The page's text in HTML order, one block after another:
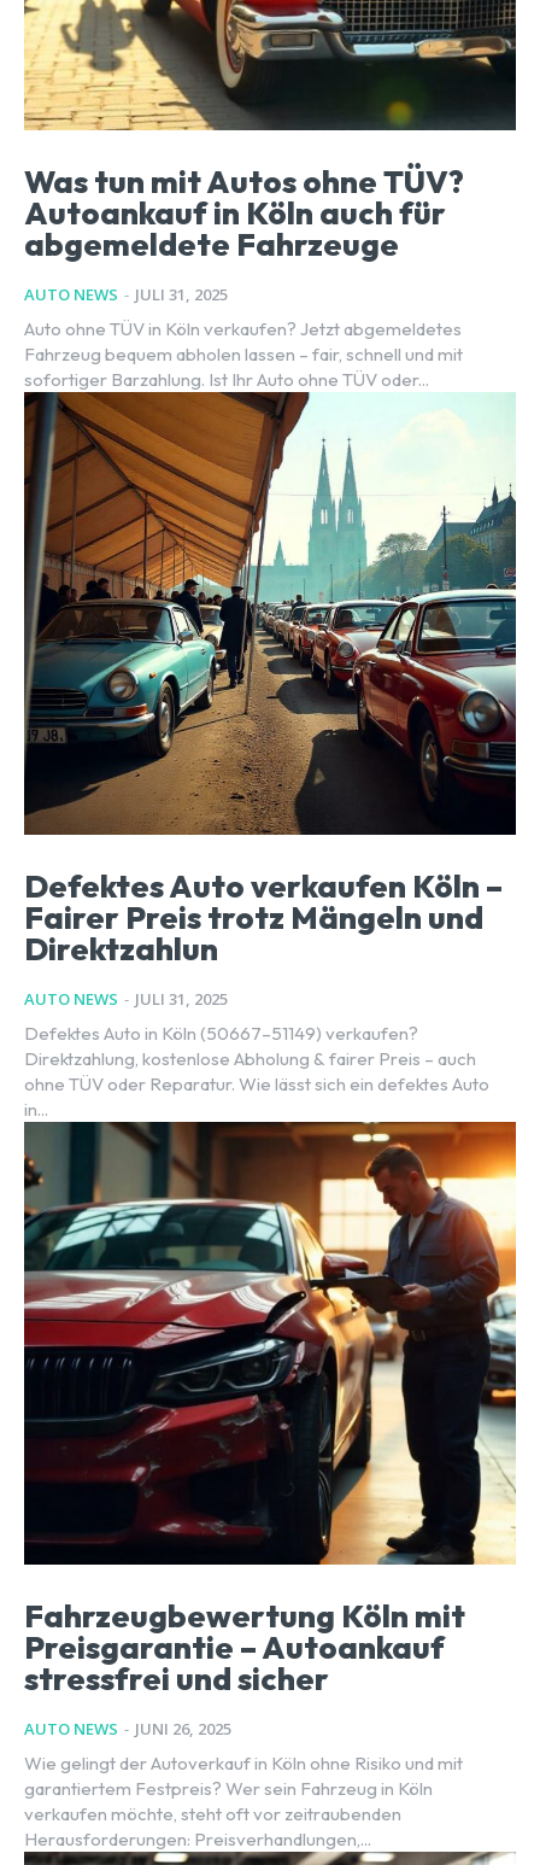
Was tun mit Autos ohne TÜV?
Autoankauf in Köln auch für
abgemeldete Fahrzeuge
AUTO NEWS - JULI 31, 2025
Auto ohne TÜV in Köln verkaufen? Jetzt abgemeldetes
Fahrzeug bequem abholen lassen – fair, schnell und mit
sofortiger Barzahlung. Ist Ihr Auto ohne TÜV oder...
Defektes Auto verkaufen Köln –
Fairer Preis trotz Mängeln und
Direktzahlun
AUTO NEWS - JULI 31, 2025
Defektes Auto in Köln (50667–51149) verkaufen?
Direktzahlung, kostenlose Abholung & fairer Preis – auch
ohne TÜV oder Reparatur. Wie lässt sich ein defektes Auto
in...
Fahrzeugbewertung Köln mit
Preisgarantie – Autoankauf
stressfrei und sicher
AUTO NEWS - JUNI 26, 2025
Wie gelingt der Autoverkauf in Köln ohne Risiko und mit
garantiertem Festpreis? Wer sein Fahrzeug in Köln
verkaufen möchte, steht oft vor zeitraubenden
Herausforderungen: Preisverhandlungen,...